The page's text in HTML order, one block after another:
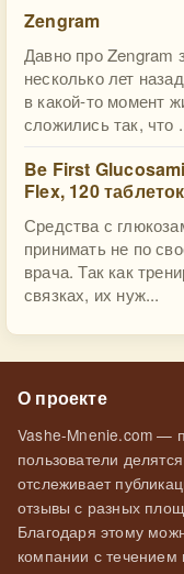
Zengram
Давно про Zengram
несколько лет
в какой-то момент
сложились так, что
Be First
Flex, 120 таблеток
Средства с
принимать не по
врача. Так как
связках, их нуж...
О проекте
Vashe-Mnenie.com —
пользователи
отслеживает
отзывы с разных
Благодаря этому
компании с